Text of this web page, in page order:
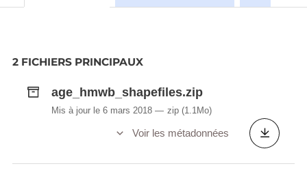
2 FICHIERS PRINCIPAUX
age_hmwb_shapefiles.zip
Mis à jour le 6 mars 2018 zip (1.1Mo)
Voir les métadonnées